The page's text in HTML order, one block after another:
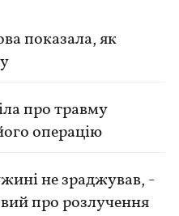
показала, як
про травму
операцію
не зраджував, -
про розлучення